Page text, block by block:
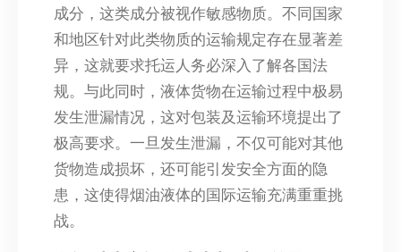
成分，这类成分被视作敏感物质。不同国家
和地区针对此类物质的运输规定存在显著差
异，这就要求托运人务必深入了解各国法
规。与此同时，液体货物在运输过程中极易
发生泄漏情况，这对包装及运输环境提出了
极高要求。一旦发生泄漏，不仅可能对其他
货物造成损坏，还可能引发安全方面的隐
患，这使得烟油液体的国际运输充满重重挑
战。